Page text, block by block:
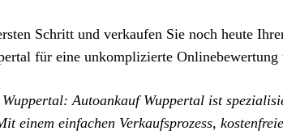
Schritt und verkaufen Sie noch heute
für eine unkomplizierte
Autoankauf Wuppertal ist
einem einfachen Verkaufsprozess,